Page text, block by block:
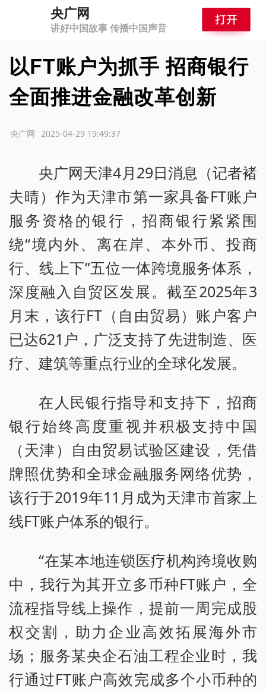
央广网
讲好中国故事 传播中国声音
以FT账户为抓手 招商银行
全面推进金融改革创新
2025-04-29 19:49:37
央广网
央广网天津4月29日消息（记者褚
夫晴）作为天津市第一家具备FT账户
服务资格的银行，招商银行紧紧围
绕“境内外、离在岸、本外币、投商
行、线上下”五位一体跨境服务体系，
深度融入自贸区发展。截至2025年3
月末，该行FT（自由贸易）账户客户
已达621户，广泛支持了先进制造、医
疗、建筑等重点行业的全球化发展。
在人民银行指导和支持下，招商
银行始终高度重视并积极支持中国
（天津）自由贸易试验区建设，凭借
牌照优势和全球金融服务网络优势，
该行于2019年11月成为天津市首家上
线FT账户体系的银行。
“在某本地连锁医疗机构跨境收购
中，我行为其开立多币种FT账户，全
流程指导线上操作，提前一周完成股
权交割，助力企业高效拓展海外市
场；服务某央企石油工程企业时，我
行通过FT账户高效完成多个小币种的